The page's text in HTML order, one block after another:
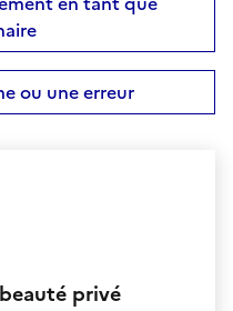
ou une erreur
privé